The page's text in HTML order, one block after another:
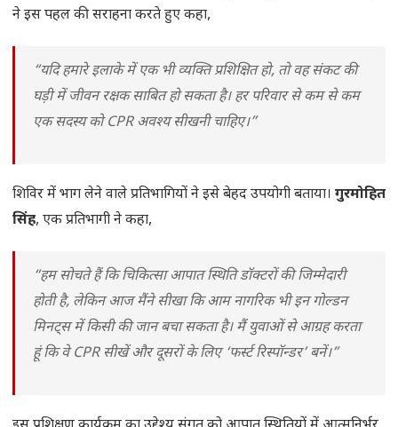
ने इस पहल की सराहना करते हुए कहा,
“यदि हमारे इलाके में एक भी व्यक्ति प्रशिक्षित हो, तो वह संकट की
घड़ी में जीवन रक्षक साबित हो सकता है। हर परिवार से कम से कम
एक सदस्य को CPR अवश्य सीखनी चाहिए।”
शिविर में भाग लेने वाले प्रतिभागियों ने इसे बेहद उपयोगी बताया। गुरमोहित
सिंह, एक प्रतिभागी ने कहा,
“हम सोचते हैं कि चिकित्सा आपात स्थिति डॉक्टरों की जिम्मेदारी
होती है, लेकिन आज मैंने सीखा कि आम नागरिक भी इन गोल्डन
मिनट्स में किसी की जान बचा सकता है। मैं युवाओं से आग्रह करता
हूं कि वे CPR सीखें और दूसरों के लिए ‘फर्स्ट रिस्पॉन्डर’ बनें।”